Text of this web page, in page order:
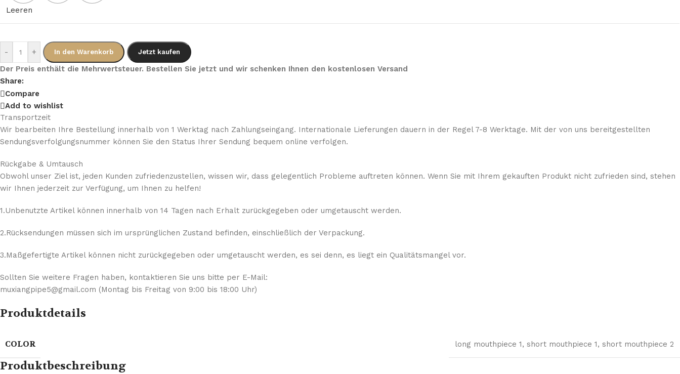
Leeren
- + In den Warenkorb Jetzt kaufen
Der Preis enthält die Mehrwertsteuer. Bestellen Sie jetzt und wir schenken Ihnen den kostenlosen Versand
Share:
Compare
Add to wishlist
Transportzeit
Wir bearbeiten Ihre Bestellung innerhalb von 1 Werktag nach Zahlungseingang. Internationale Lieferungen dauern in der Regel 7-8 Werktage. Mit der von uns bereitgestellten
Sendungsverfolgungsnummer können Sie den Status Ihrer Sendung bequem online verfolgen.
Rückgabe & Umtausch
Obwohl unser Ziel ist, jeden Kunden zufriedenzustellen, wissen wir, dass gelegentlich Probleme auftreten können. Wenn Sie mit Ihrem gekauften Produkt nicht zufrieden sind, stehen
wir Ihnen jederzeit zur Verfügung, um Ihnen zu helfen!
1.Unbenutzte Artikel können innerhalb von 14 Tagen nach Erhalt zurückgegeben oder umgetauscht werden.
2.Rücksendungen müssen sich im ursprünglichen Zustand befinden, einschließlich der Verpackung.
3.Maßgefertigte Artikel können nicht zurückgegeben oder umgetauscht werden, es sei denn, es liegt ein Qualitätsmangel vor.
Sollten Sie weitere Fragen haben, kontaktieren Sie uns bitte per E-Mail:
muxiangpipe5@gmail.com (Montag bis Freitag von 9:00 bis 18:00 Uhr)
Produktdetails
COLOR long mouthpiece 1, short mouthpiece 1, short mouthpiece 2
Produktbeschreibung